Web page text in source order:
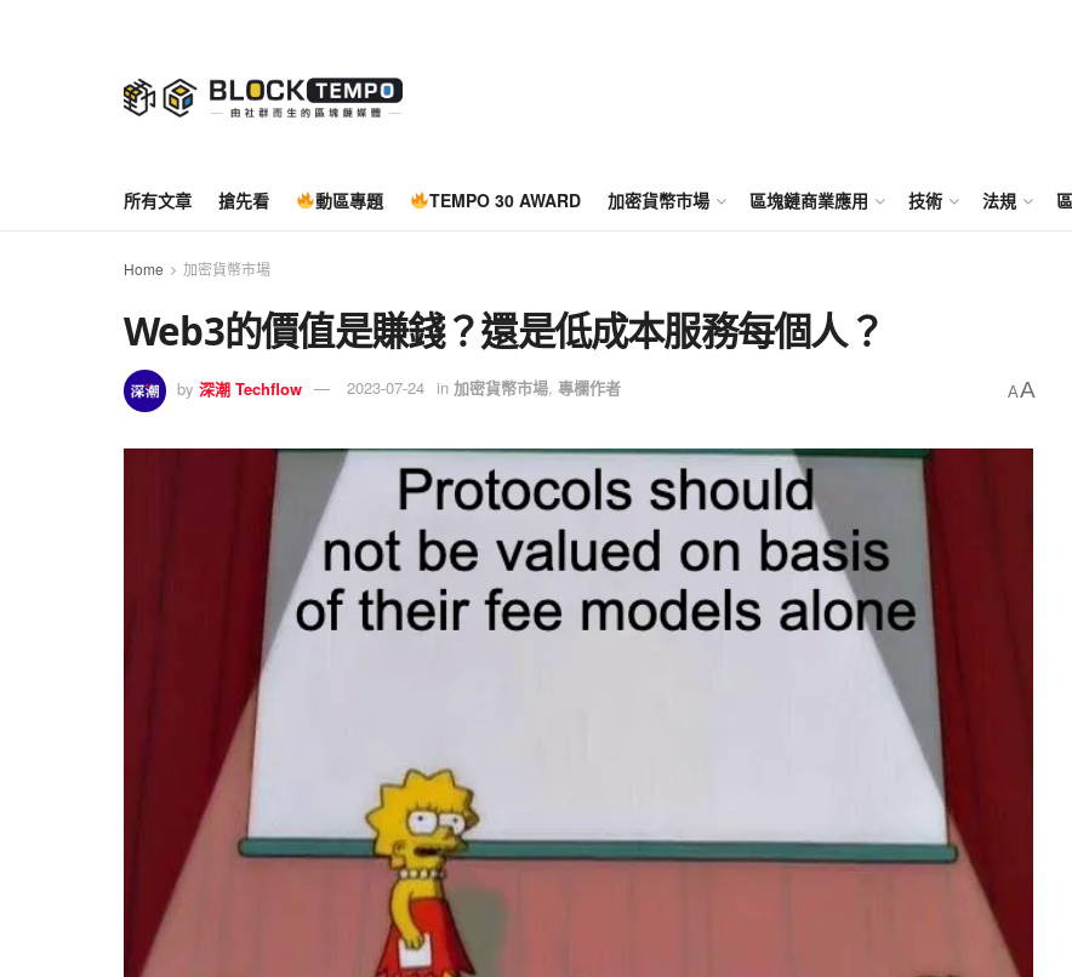
所有文章 搶先看 動區專題 TEMPO 30 AWARD 加密貨幣市場 區塊鏈商業應用 技術 法規
Home 加密貨幣市場
Web3的價值是賺錢？還是低成本服務每個人？
by 深潮 Techflow 2023-07-24 in 加密貨幣市場, 專欄作者 AA